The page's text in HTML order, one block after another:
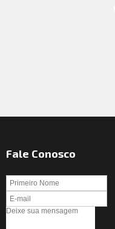
Fale Conosco